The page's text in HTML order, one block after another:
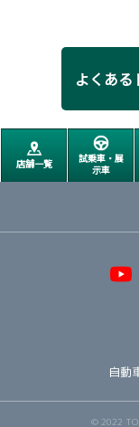
よくある
店舗一覧
試乗車・展
示車
ウェルキャブ（福祉車両）
ヤリス
自動
© 2022